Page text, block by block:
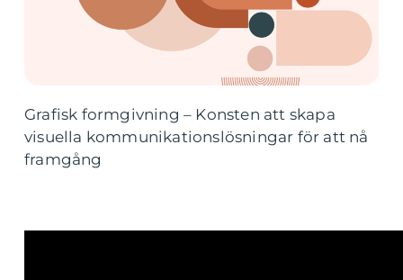
Grafisk formgivning – Konsten att skapa
visuella kommunikationslösningar för att nå
framgång